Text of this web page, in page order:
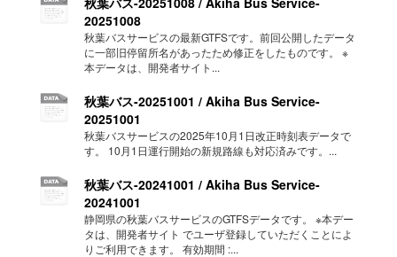
20251008
秋葉バスサービスの最新GTFSです。前回公開したデータ
に一部旧停留所名があったため修正をしたものです。 ※
本データは、開発者サイト...
秋葉バス-20251001 / Akiha Bus Service-
20251001
秋葉バスサービスの2025年10月1日改正時刻表データで
す。 10月1日運行開始の新規路線も対応済みです。...
秋葉バス-20241001 / Akiha Bus Service-
20241001
静岡県の秋葉バスサービスのGTFSデータです。 ※本デー
タは、開発者サイト でユーザ登録していただくことによ
りご利用できます。 有効期間 :...